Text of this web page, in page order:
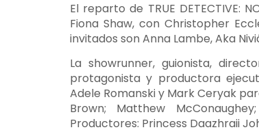
El reparto de TRUE DETECTIVE:
Fiona Shaw, con Christopher
invitados son Anna Lambe, Aka
La showrunner, guionista,
protagonista y productora
Adele Romanski y Mark Ceryak
Brown; Matthew
Productores: Princess Daazhraii